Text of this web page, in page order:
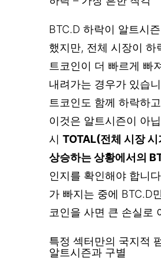
BTC.D 하락이 알트시
했지만, 전체 시장이 하
트코인이 더 빠르게 빠
내려가는 경우가 있습
트코인도 함께 하락하
이것은 알트시즌이 아
시 TOTAL(전체 시장
상승하는 상황에서의
인지를 확인해야 합니
가 빠지는 중에 BTC.D
코인을 사면 큰 손실로
특정 섹터만의 국지적
알트시즌과 구별